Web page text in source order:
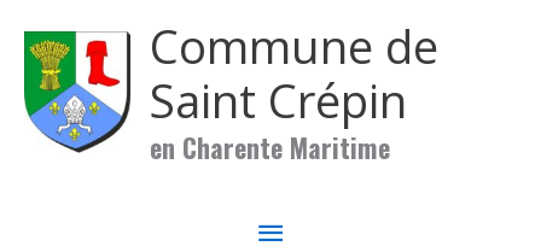
Commune de
Saint Crépin
en Charente Maritime
MENU